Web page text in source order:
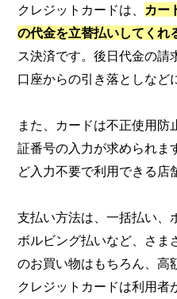
クレジットカードは、 カー
の代金を立替払いしてくれ
ス決済です。後日代金の請
口座からの引き落としなど
また、カードは不正使用防
証番号の入力が求められま
ど入力不要で利用できる店
支払い方法は、一括払い、
ボルビング払いなど、さま
のお買い物はもちろん、高
クレジットカードは利用者